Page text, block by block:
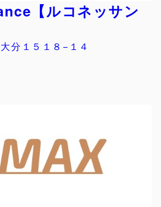
【ルコネッサン
分１５１８−１４